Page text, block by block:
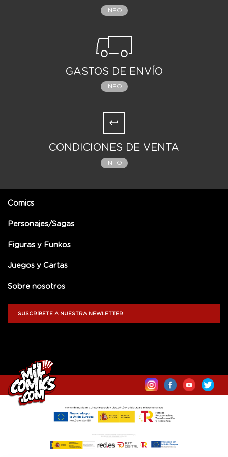
INFO
GASTOS DE ENVÍO
INFO
CONDICIONES DE VENTA
INFO
Comics
Personajes/Sagas
Figuras y Funkos
Juegos y Cartas
Sobre nosotros
SUSCRÍBETE A NUESTRA NEWLETTER